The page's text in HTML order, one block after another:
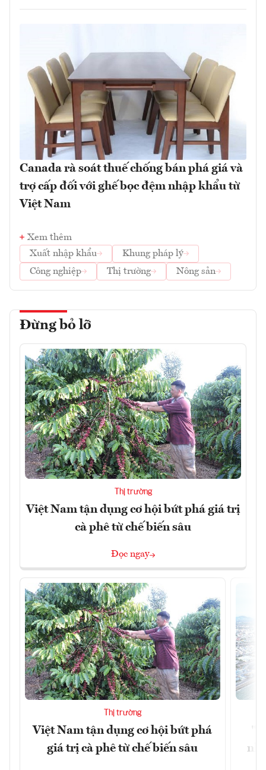
Canada rà soát thuế chống bán phá giá và
trợ cấp đối với ghế bọc đệm nhập khẩu từ
Việt Nam
Xem thêm
Xuất nhập khẩu
Khung pháp lý
Công nghiệp
Thị trường Nông sản
Đừng bỏ lỡ
Thị trường
Việt Nam tận dụng cơ hội bứt phá giá trị
cà phê từ chế biến sâu
Đọc ngay
Thị trường
Việt Nam tận dụng cơ hội bứt phá
giá trị cà phê từ chế biến sâu